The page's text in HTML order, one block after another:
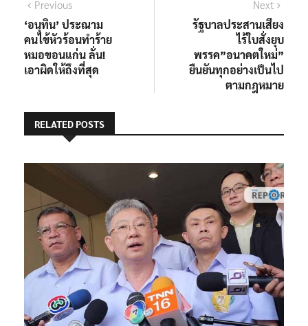
Previous
‘อนุทิน’ ประณาม
คนไข้หัวร้อนทำร้าย
หมอขอนแก่น ลั่น!
เอาผิดให้ถึงที่สุด
Next
รัฐบาลประสานเสียง
ไร้ใบสั่งยุบ
พรรค”อนาคตใหม่”
ยืนยันทุกอย่างเป็นไป
ตามกฎหมาย
RELATED POSTS